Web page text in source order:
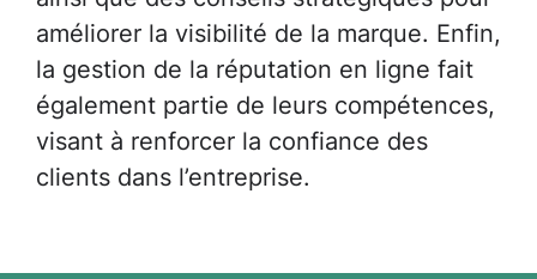
améliorer la visibilité de la marque. Enfin,
la gestion de la réputation en ligne fait
également partie de leurs compétences,
visant à renforcer la confiance des
clients dans l’entreprise.